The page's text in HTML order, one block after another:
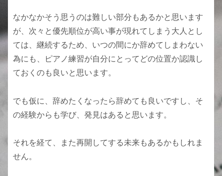
なかなかそう思うのは難しい部分もあるかと思います
が、次々と優先順位が高い事が現れてしまう大人とし
ては、継続するため、いつの間にか辞めてしまわない
為にも、ピアノ練習が自分にとってどの位置か認識し
ておくのも良いと思います。
でも仮に、辞めたくなったら辞めても良いですし、そ
の経験からも学び、発見はあると思います。
それを経て、また再開してする未来もあるかもしれま
せん。